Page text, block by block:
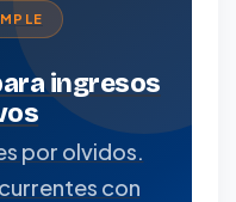
ingresos
por olvidos.
con